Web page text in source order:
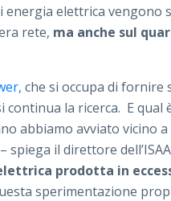
energia elettrica vengono
rete, ma anche sul
che si occupa di fornire
continua la ricerca. E qual
abbiamo avviato vicino
– spiega il direttore
prodotta in
sperimentazione